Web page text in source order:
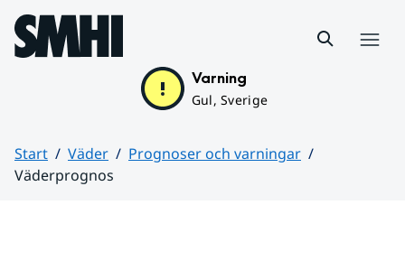
Hoppa till sidans innehåll
Varning
Gul, Sverige
Start Väder
Prognoser och varningar
Väderprognos